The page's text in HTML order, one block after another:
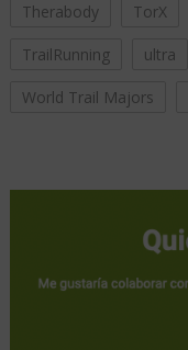
Therabody TorX
TrailRunning ultra
World Trail Majors